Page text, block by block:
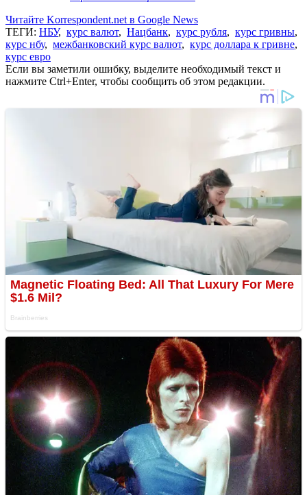
Читайте Korrespondent.net в Google News
ТЕГИ: НБУ, курс валют, Нацбанк, курс рубля, курс гривны,
курс нбу, межбанковский курс валют, курс доллара к гривне,
курс евро
Если вы заметили ошибку, выделите необходимый текст и
нажмите Ctrl+Enter, чтобы сообщить об этом редакции.